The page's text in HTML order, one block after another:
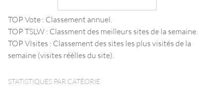
TOP Vote : Classement annuel.
TOP TSLW : Classment des meilleurs sites de la semaine.
TOP VIsites : Classement des sites les plus visités de la
semaine (visites réèlles du site).
STATISTIQUES PAR CATÉORIE